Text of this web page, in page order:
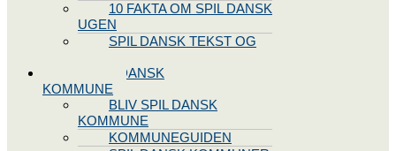
10 FAKTA OM SPIL DANSK
UGEN
SPIL DANSK TEKST OG
BLIV SPIL DANSK
KOMMUNE
BLIV SPIL DANSK
KOMMUNE
KOMMUNEGUIDEN